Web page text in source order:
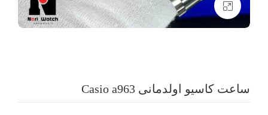
بزرگنمایی تصویر
ساعت کاسیو اولدمانی Casio a963